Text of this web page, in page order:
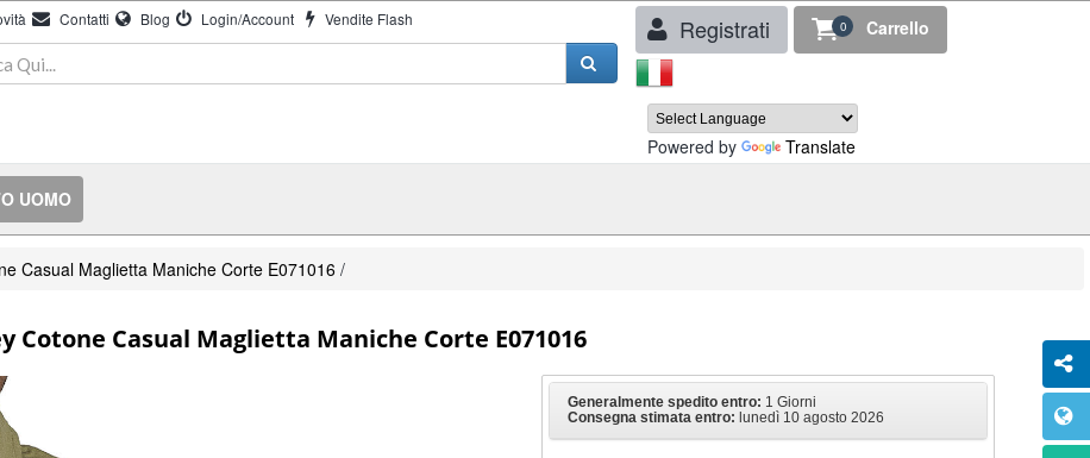
Contatti Blog Login/Account Vendite Flash Registrati 0 Carrello
Powered by Translate
UOMO
Casual Maglietta Maniche Corte E071016 /
Cotone Casual Maglietta Maniche Corte E071016
Generalmente spedito entro: 1 Giorni
Consegna stimata entro: lunedì 10 agosto 2026